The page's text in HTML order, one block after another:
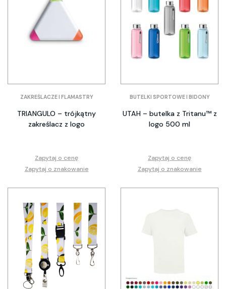
ZAKREŚLACZE I FLAMASTRY
TRIANGULO – trójkątny
zakreślacz z logo
Zapytaj o cenę
Zapytaj o znakowanie
BUTELKI SPORTOWE I BIDONY
UTAH – butelka z Tritanu™ z
logo 500 ml
Zapytaj o cenę
Zapytaj o znakowanie